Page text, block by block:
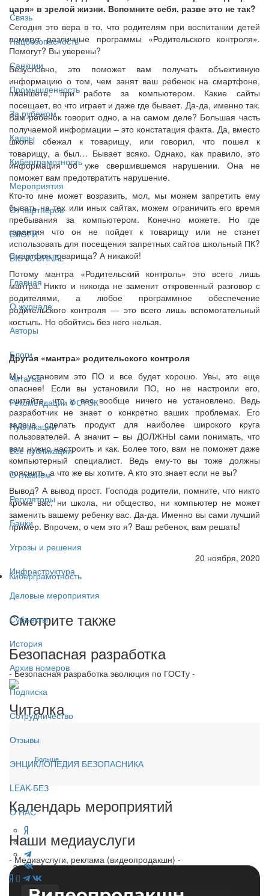
Связь
Нацбезопасность
Санкции
Промышленность
За рубежом
Кадры
Киберграмотность
Мероприятия
От партнёров
БЛОГИ
BIS JOURNAL
Главная
О журнале
Авторы
Блоги
Читалка
Рекомендации ФСТЭК
Публикации
Все публикации
О главном
Регуляторы
Банки
Угрозы и решения
Инфраструктура
Деловые мероприятия
Субъекты
История
Архив номеров
Подписка
Сотрудничество
Отзывы
ЭНЦИКЛОПЕДИЯ БЕЗОПАСНИКА
LEAK-БЕЗ
О НАС
царя» в зрелой жизни. Вспомните себя, разве это не так?
Сегодня это вера в то, что родителям при воспитании детей
помогут различные программы «Родительского контроля».
Помогут? Вы уверены?
Безусловно, это поможет вам получать объективную
информацию о том, чем занят ваш ребенок на смартфоне,
планшете, при работе за компьютером. Какие сайты
посещает, во что играет и даже где бывает. Да-да, именно так.
Вам ребенок говорит одно, а на самом деле? Большая часть
получаемой информации – это констатация факта. Да, вместо
школы сбежал к товарищу, или говорил, что пошел к
товарищу, а был… Бывает всяко. Однако, как правило, это
информация об уже свершившемся нарушении. Она не
поможет вам предотвратить нарушение.
Кто-то мне может возразить, мол, мы можем запретить ему
бывать на тех или иных сайтах, можем ограничить его время
пребывания за компьютером. Конечно можете. Но где
гарантия что он не пойдет к товарищу или не станет
использовать для посещения запретных сайтов школьный ПК?
Смартфон товарища? А никакой!
Потому мантра «Родительский контроль» это всего лишь
мантра. Никто и никогда не заменит откровенный разговор с
родителями, а любое программное обеспечение
родительского контроля — это всего лишь вспомогательный
костыль. Но обойтись без него нельзя.
Другая «мантра» родительского контроля
Мы установим это ПО и все будет хорошо. Увы, это еще
опаснее! Если вы установили ПО, но не настроили его,
считайте, что у вас вообще ничего не установлено. Ведь
разработчик не знает о конкретно ваших проблемах. Его
задача сделать продукт для наиболее широкого круга
пользователей. А значит – вы ДОЛЖНЫ сами понимать, что
вам нужно настроить и как. Более того, вам не поможет даже
компьютерный специалист. Ведь ему-то вы тоже должны
пояснить, а что же вы хотите. А кто это знает если не вы?
Вывод? А вывод прост. Господа родители, помните, что никто
кроме вас, ни школа, ни общество, ни компьютер не может
заменить вашему ребенку вас. Да-да. Именно вы сами лучший
пример. Впрочем, о чем это я? Ваш ребенок, вам решать!
20 ноября, 2020
Киберграмотность
Смотрите также
Безопасная разработка
- Безопасная разработка эволюция по ГОСТу -
Читалка
Больше...
Календарь мероприятий
Наши медиауслуги
- Медиауслуги, реклама (видеопродакшн) -